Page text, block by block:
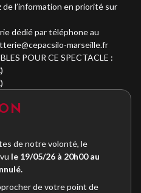
l’information en priorité sur
dédié par téléphone au
marseille.fr
POUR CE SPECTACLE :
de notre volonté, le
le 19/05/26 à 20h00 au
de votre point de